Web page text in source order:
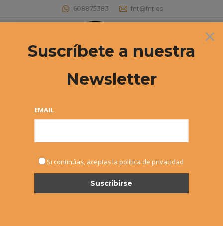
608875383 fnt@fnt.es
Buscar:
XI Torneo del Jamón
22
×
Suscríbete a nuestra
Newsletter
EMAIL
Si continúas, aceptas la política de privacidad